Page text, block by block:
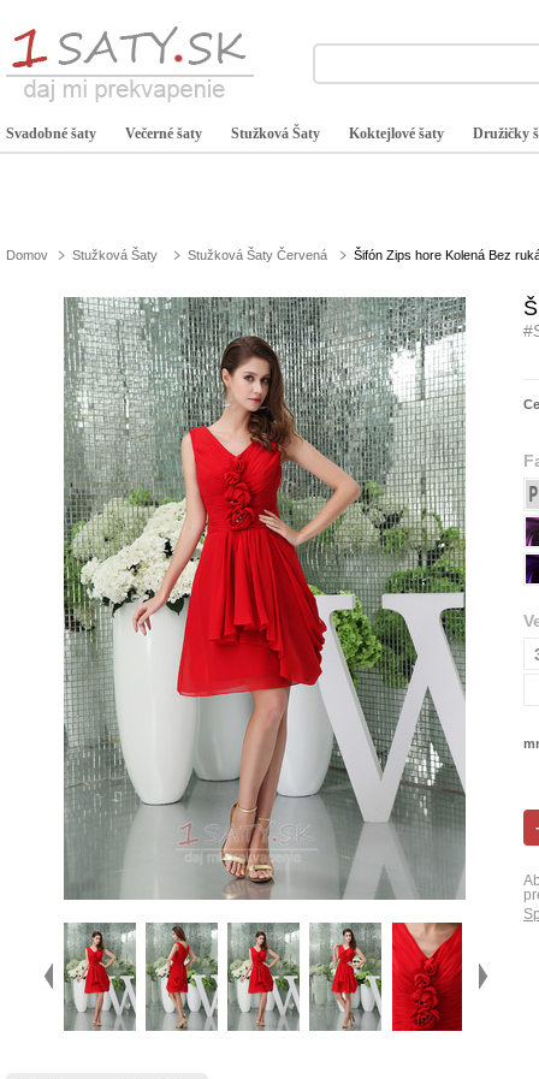
Svadobné šaty Večerné šaty Stužková Šaty Koktejlové šaty Družičky
Domov Stužková Šaty Stužková Šaty Červená Šifón Zips hore Kolená Bez